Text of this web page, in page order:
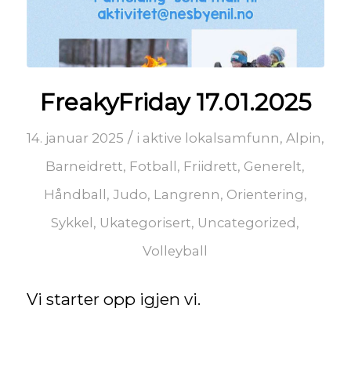
FreakyFriday 17.01.2025
14. januar 2025 / i aktive lokalsamfunn, Alpin,
Barneidrett, Fotball, Friidrett, Generelt,
Håndball, Judo, Langrenn, Orientering,
Sykkel, Ukategorisert, Uncategorized,
Volleyball
Vi starter opp igjen vi.